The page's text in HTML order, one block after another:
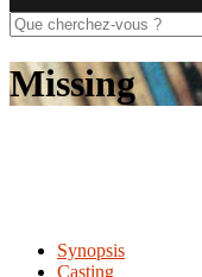
Rechercher
sur
le
site
Missing
Synopsis
Casting